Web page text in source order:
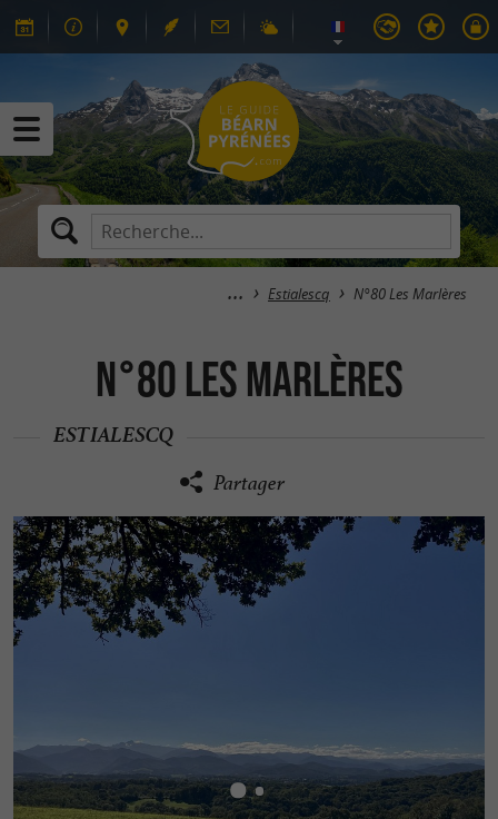
Estialescq N°80 Les Marlères
N°80 Les Marlères
ESTIALESCQ
Partager